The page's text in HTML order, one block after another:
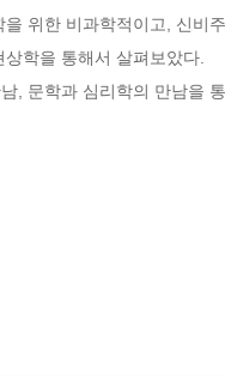
위한 비과학적이고, 신비
학을 통해서 살펴보았다.
, 문학과 심리학의 만남을